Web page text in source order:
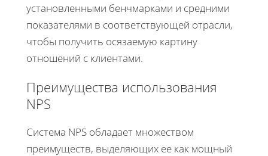
установленными бенчмарками и средними
показателями в соответствующей отрасли,
чтобы получить осязаемую картину
отношений с клиентами.
Преимущества использования
NPS
Система NPS обладает множеством
преимуществ, выделяющих ее как мощный